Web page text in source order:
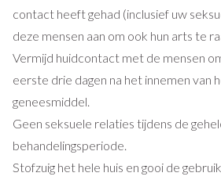
contact heeft gehad (inclusief uw
deze mensen aan om ook hun arts te
Vermijd huidcontact met de mensen
eerste drie dagen na het innemen van
geneesmiddel.
Geen seksuele relaties tijdens de
behandelingsperiode.
Stofzuig het hele huis en gooi de